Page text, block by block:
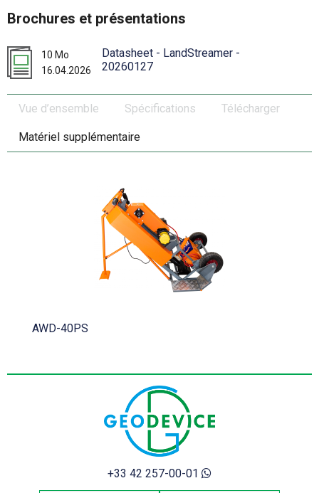
Brochures et présentations
10 Mo
16.04.2026
Datasheet - LandStreamer -
20260127
Vue d’ensemble Spécifications Télécharger
Matériel supplémentaire
AWD-40PS
+33 42 257-00-01